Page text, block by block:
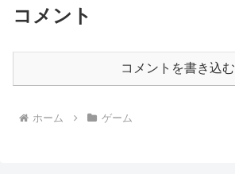
コメント
コメントを書き込む
ホーム ゲーム